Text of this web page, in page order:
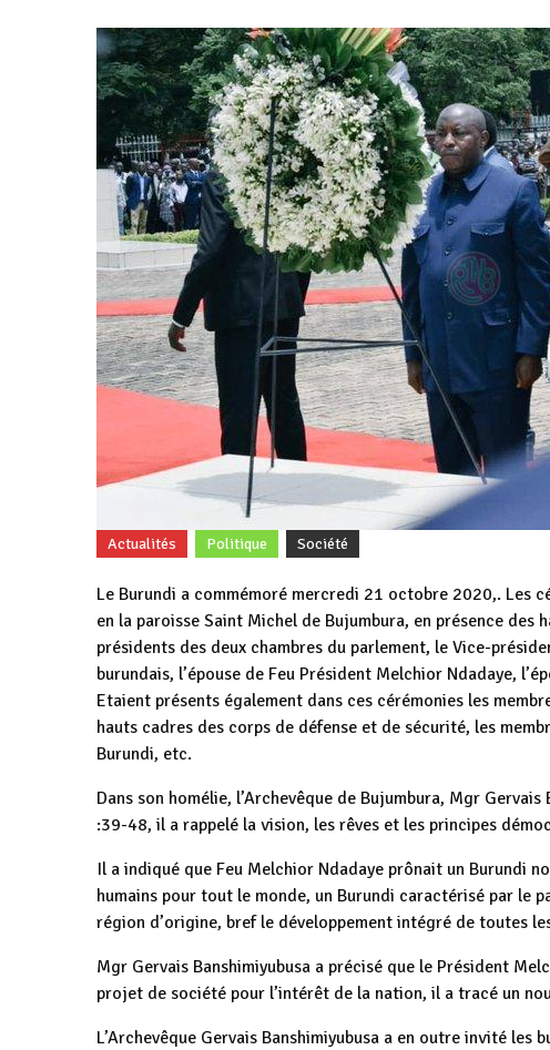
Actualités Politique Société
Le Burundi a commémoré mercredi 21 octobre 2020,. Les
en la paroisse Saint Michel de Bujumbura, en présence
présidents des deux chambres du parlement, le Vice-
burundais, l’épouse de Feu Président Melchior Ndadaye,
Etaient présents également dans ces cérémonies les
hauts cadres des corps de défense et de sécurité, les
Burundi, etc.
Dans son homélie, l’Archevêque de Bujumbura, Mgr
:39-48, il a rappelé la vision, les rêves et les principes
Il a indiqué que Feu Melchior Ndadaye prônait un Burundi
humains pour tout le monde, un Burundi caractérisé par le
région d’origine, bref le développement intégré de toutes
Mgr Gervais Banshimiyubusa a précisé que le Président
projet de société pour l’intérêt de la nation, il a tracé un
L’Archevêque Gervais Banshimiyubusa a en outre invité les